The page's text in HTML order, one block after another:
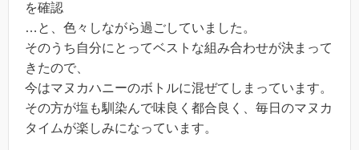
を確認
…と、色々しながら過ごしていました。
そのうち自分にとってベストな組み合わせが決まって
きたので、
今はマヌカハニーのボトルに混ぜてしまっています。
その方が塩も馴染んで味良く都合良く、毎日のマヌカ
タイムが楽しみになっています。